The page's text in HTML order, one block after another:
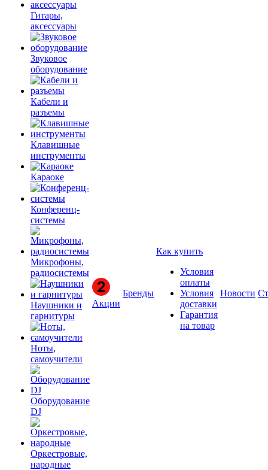
Гитары,
аксессуары
Звуковое
оборудование
Кабели и
разъемы
Клавишные
инструменты
Караоке
Конференц-
системы
Микрофоны,
радиосистемы
Наушники и
гарнитуры
Ноты,
самоучители
Оборудование
DJ
Оркестровые,
народные
Акции
Бренды
Как купить
Условия
оплаты
Условия
доставки
Гарантия
на товар
Новости